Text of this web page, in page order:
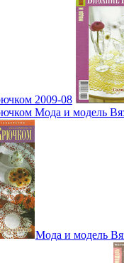
2009-08
Мода и модель
Мода и модель